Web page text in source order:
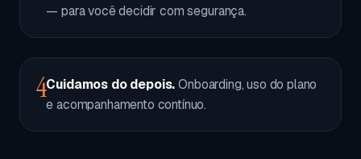
— para você decidir com segurança.
4Cuidamos do depois.Onboarding, uso do plano
e acompanhamento contínuo.